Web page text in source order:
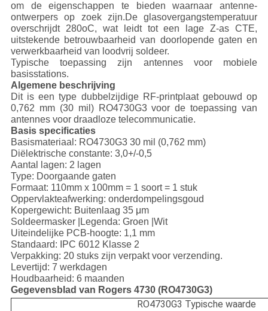
om de eigenschappen te bieden waarnaar antenne-
ontwerpers op zoek zijn.De glasovergangstemperatuur
overschrijdt 280oC, wat leidt tot een lage Z-as CTE,
uitstekende betrouwbaarheid van doorlopende gaten en
verwerkbaarheid van loodvrij soldeer.
Typische toepassing zijn antennes voor mobiele
basisstations.
Algemene beschrijving
Dit is een type dubbelzijdige RF-printplaat gebouwd op
0,762 mm (30 mil) RO4730G3 voor de toepassing van
antennes voor draadloze telecommunicatie.
Basis specificaties
Basismateriaal: RO4730G3 30 mil (0,762 mm)
Diëlektrische constante: 3,0+/-0,5
Aantal lagen: 2 lagen
Type: Doorgaande gaten
Formaat: 110mm x 100mm = 1 soort = 1 stuk
Oppervlakteafwerking: onderdompelingsgoud
Kopergewicht: Buitenlaag 35 μm
Soldeermasker |Legenda: Groen |Wit
Uiteindelijke PCB-hoogte: 1,1 mm
Standaard: IPC 6012 Klasse 2
Verpakking: 20 stuks zijn verpakt voor verzending.
Levertijd: 7 werkdagen
Houdbaarheid: 6 maanden
Gegevensblad van Rogers 4730 (RO4730G3)
RO4730G3 Typische waarde